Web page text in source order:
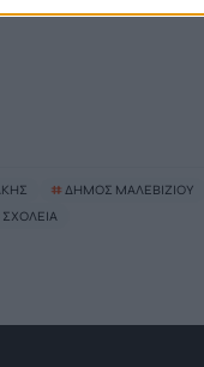
# ΔΗΜΟΣ ΜΑΛΕΒΙΖΙΟΥ
ΣΧΟΛΕΙΑ